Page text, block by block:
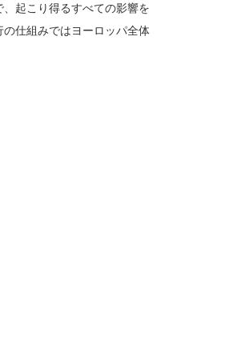
起こり得るすべての影響を
仕組みではヨーロッパ全体